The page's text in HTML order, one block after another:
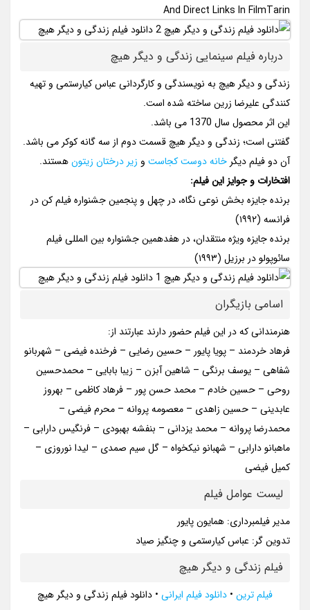
And Direct Links In FilmTarin
درباره فیلم سینمایی زندگی و دیگر هیچ
زندگی و دیگر هیچ به نویسندگی و کارگردانی عباس کیارستمی و تهیه
کنندگی علیرضا زرین ساخته شده است.
این اثر محصول سال 1370 می باشد.
گفتنی است؛ زندگی و دیگر هیچ قسمت دوم از سه گانه کوکر می باشد.
آن دو فیلم دیگرخانه دوست کجاست و زیر درختان زیتونهستند.
افتخارات و جوایز این فیلم:
برنده جایزه بخش نوعی نگاه، در چهل و پنجمین جشنواره فیلم کن در
فرانسه (۱۹۹۲)
برنده جایزه ویژه منتقدان، در هفدهمین جشنواره بین المللی فیلم
سائوپولو در برزیل (۱۹۹۳)
اسامی بازیگران
هنرمندانی که در این فیلم حضور دارند عبارتند از:
فرهاد خردمند – پویا پایور – حسین رضایی – فرخنده فیضی – شهربانو
شفاهی – یوسف برنگی – شاهین آبزن – زیبا بابایی – محمدحسین
روحی – حسین خادم – محمد حسن پور – فرهاد کاظمی – بهروز
عابدینی – حسین زاهدی – معصومه پروانه – محرم فیضی –
محمدرضا پروانه – محمد یزدانی – بنفشه بهبودی – فرنگیس دارابی –
ماهبانو دارابی – شهبانو نیکخواه – گل سیم صمدی – لیدا نوروزی –
کمیل فیضی
لیست عوامل فیلم
مدیر فیلمبرداری: همایون پایور
تدوین گر: عباس کیارستمی و چنگیز صیاد
فیلم زندگی و دیگر هیچ
فیلم ترین • دانلود فیلم ایرانی • دانلود فیلم زندگی و دیگر هیچ